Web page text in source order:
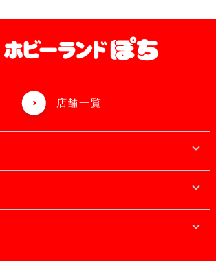
店舗一覧